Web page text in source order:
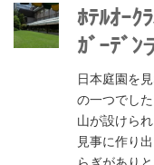
ﾎﾃﾙｵｰ
ｶﾞｰﾃﾞﾝ
日本庭園を
の一つでし
山が設けら
見事に作り
らぎがあり